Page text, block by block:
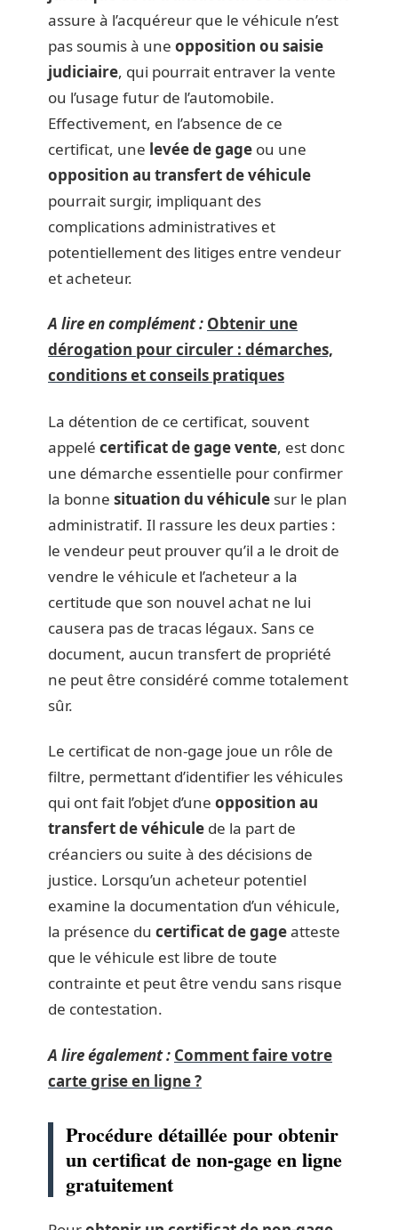
assure à l’acquéreur que le véhicule n’est
pas soumis à une opposition ou saisie
judiciaire, qui pourrait entraver la vente
ou l’usage futur de l’automobile.
Effectivement, en l’absence de ce
certificat, une levée de gage ou une
opposition au transfert de véhicule
pourrait surgir, impliquant des
complications administratives et
potentiellement des litiges entre vendeur
et acheteur.
A lire en complément : Obtenir une
dérogation pour circuler : démarches,
conditions et conseils pratiques
La détention de ce certificat, souvent
appelé certificat de gage vente, est donc
une démarche essentielle pour confirmer
la bonne situation du véhicule sur le plan
administratif. Il rassure les deux parties :
le vendeur peut prouver qu’il a le droit de
vendre le véhicule et l’acheteur a la
certitude que son nouvel achat ne lui
causera pas de tracas légaux. Sans ce
document, aucun transfert de propriété
ne peut être considéré comme totalement
sûr.
Le certificat de non-gage joue un rôle de
filtre, permettant d’identifier les véhicules
qui ont fait l’objet d’une opposition au
transfert de véhicule de la part de
créanciers ou suite à des décisions de
justice. Lorsqu’un acheteur potentiel
examine la documentation d’un véhicule,
la présence du certificat de gageatteste
que le véhicule est libre de toute
contrainte et peut être vendu sans risque
de contestation.
A lire également : Comment faire votre
carte grise en ligne ?
Procédure détaillée pour obtenir
un certificat de non-gage en ligne
gratuitement